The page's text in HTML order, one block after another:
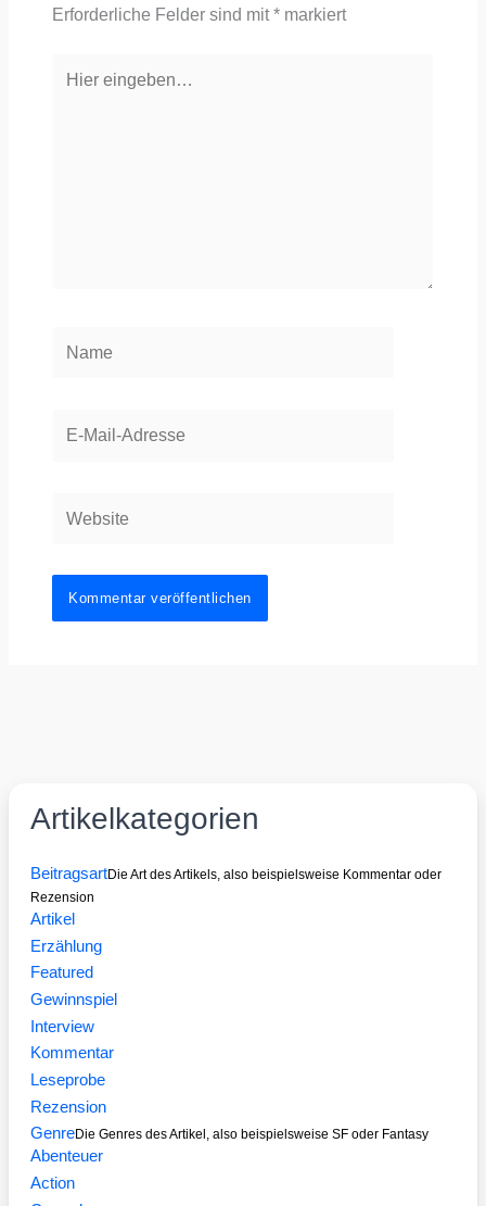
Erforderliche Felder sind mit* markiert
eingeben…
Mail-
Artikelkategorien
BeitragsartDie Art des Artikels, also beispielsweise Kommentar oder
Rezension
Artikel
Erzählung
Featured
Gewinnspiel
Interview
Kommentar
Leseprobe
Rezension
GenreDie Genres des Artikel, also beispielsweise SF oder Fantasy
Abenteuer
Action